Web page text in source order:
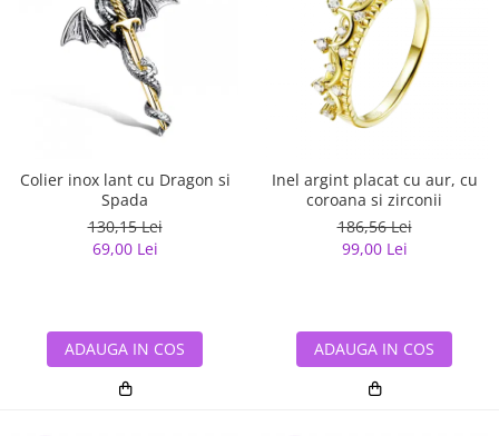
Colier inox lant cu Dragon si
Spada
130,15 Lei
69,00 Lei
ADAUGA IN COS
Inel argint placat cu aur, cu
coroana si zirconii
186,56 Lei
99,00 Lei
ADAUGA IN COS